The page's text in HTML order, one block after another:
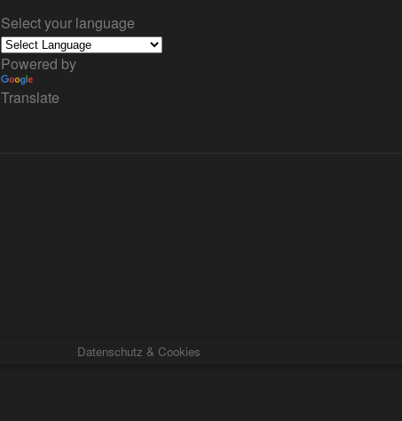
Select your language
Powered by
Translate
Datenschutz & Cookies